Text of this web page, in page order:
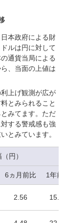
本政府による財
ルは円に対して
通貨当局による
、当面の上値は
上げ観測が広が
とみられること
みてます。ただ
する警戒感も強
とみています。
円）
6ヵ月前比 1年前
2.56